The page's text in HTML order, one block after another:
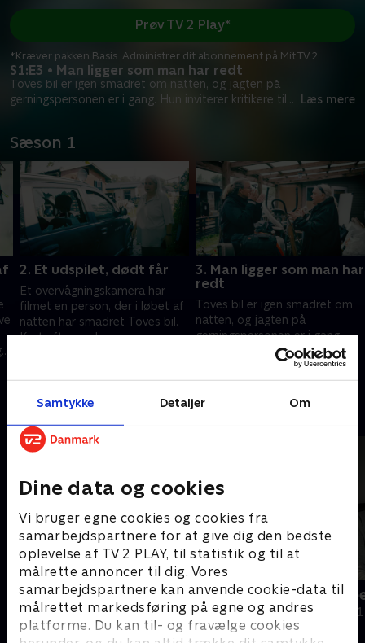
Samtykke Detaljer Om
Dine data og cookies
Vi bruger egne cookies og cookies fra
samarbejdspartnere for at give dig den bedste
oplevelse af TV 2 PLAY, til statistik og til at
målrette annoncer til dig. Vores
samarbejdspartnere kan anvende cookie-data til
målrettet markedsføring på egne og andres
platforme. Du kan til- og fravælge cookies
S1:E3 • Man ligger som man har redt
Toves bil er igen smadret om natten, og jagten på
gerningspersonen er i gang. Hun inviterer kritikere til ... Læs mere
Prøv TV 2 Play*
*Kræver pakken Basis. Administrer dit abonnement på Mit TV 2.
Sæson 1
2. Et udspilet, dødt får
Et overvågningskamera har
filmet en person, der i løbet af
natten har smadret Toves bil.
Kort efter er der en anomym
3. Man ligger som man har
redt
Toves bil er igen smadret om
natten, og jagten på
gerningspersonen er i gang.
Hun inviterer kritikere til en
arbejdsdag for at rydde op på
ejendommen.
Andre så også
Fanden ta' kommunen
Dokumentar • 1 sæsoner
Håbløst
Dokumentar •